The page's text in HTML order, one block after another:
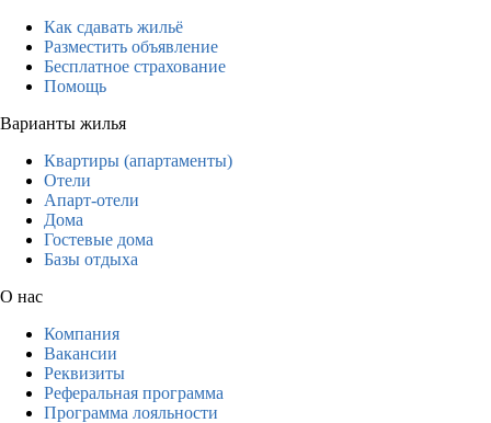
Как сдавать жильё
Разместить объявление
Бесплатное страхование
Помощь
Варианты жилья
Квартиры (апартаменты)
Отели
Апарт-отели
Дома
Гостевые дома
Базы отдыха
О нас
Компания
Вакансии
Реквизиты
Реферальная программа
Программа лояльности